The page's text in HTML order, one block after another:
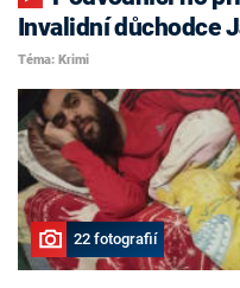
Invalidní důchodce
Téma: Krimi
22 fotografií